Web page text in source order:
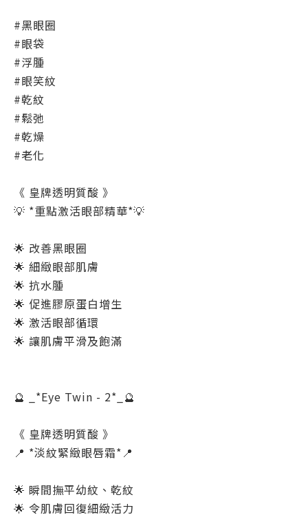
#黑眼圈
#眼袋
#浮腫
#眼笑紋
#乾紋
#鬆弛
#乾燥
#老化
《 皇牌透明質酸 》
💡 *重點激活眼部精華*💡
🌟 改善黑眼圈
🌟 細緻眼部肌膚
🌟 抗水腫
🌟 促進膠原蛋白增生
🌟 激活眼部循環
🌟 讓肌膚平滑及飽滿
🔮 _*Eye Twin - 2*_🔮
《 皇牌透明質酸 》
📍 *淡紋緊緻眼唇霜*📍
🌟 瞬間撫平幼紋、乾紋
🌟 令肌膚回復細緻活力